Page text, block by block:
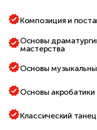
Композиция и
Основы
мастерства
Основы
Основы акробатики
Классический танец